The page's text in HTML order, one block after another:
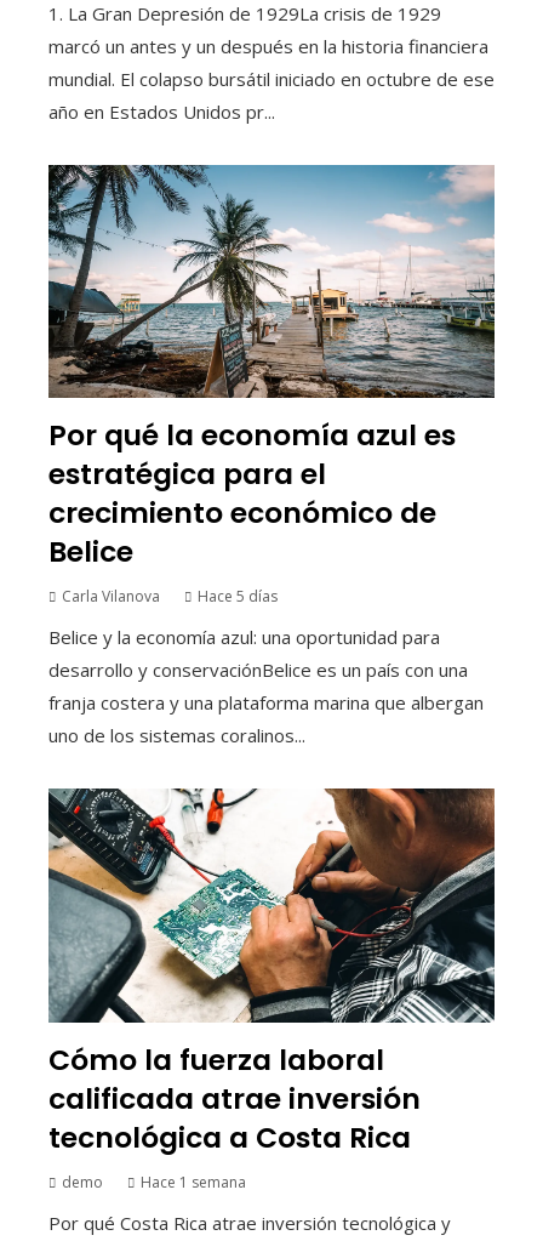
1. La Gran Depresión de 1929La crisis de 1929
marcó un antes y un después en la historia financiera
mundial. El colapso bursátil iniciado en octubre de ese
año en Estados Unidos pr...
Por qué la economía azul es
estratégica para el
crecimiento económico de
Belice
Carla Vilanova Hace 5 días
Belice y la economía azul: una oportunidad para
desarrollo y conservaciónBelice es un país con una
franja costera y una plataforma marina que albergan
uno de los sistemas coralinos...
Cómo la fuerza laboral
calificada atrae inversión
tecnológica a Costa Rica
demo Hace 1 semana
Por qué Costa Rica atrae inversión tecnológica y